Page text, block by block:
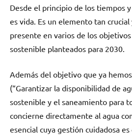
Desde el principio de los tiempos
es vida. Es un elemento tan
presente en varios de los
sostenible planteados para 2030.
Además del objetivo que ya
(“Garantizar la disponibilidad de
sostenible y el saneamiento para
concierne directamente al agua
esencial cuya gestión cuidadosa